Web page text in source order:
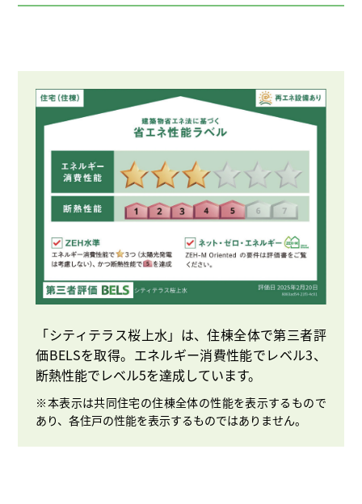
「シティテラス桜上水」は、住棟全体で第三者評
価BELSを取得。エネルギー消費性能でレベル3、
断熱性能でレベル5を達成しています。
※本表示は共同住宅の住棟全体の性能を表示するもので
あり、各住戸の性能を表示するものではありません。